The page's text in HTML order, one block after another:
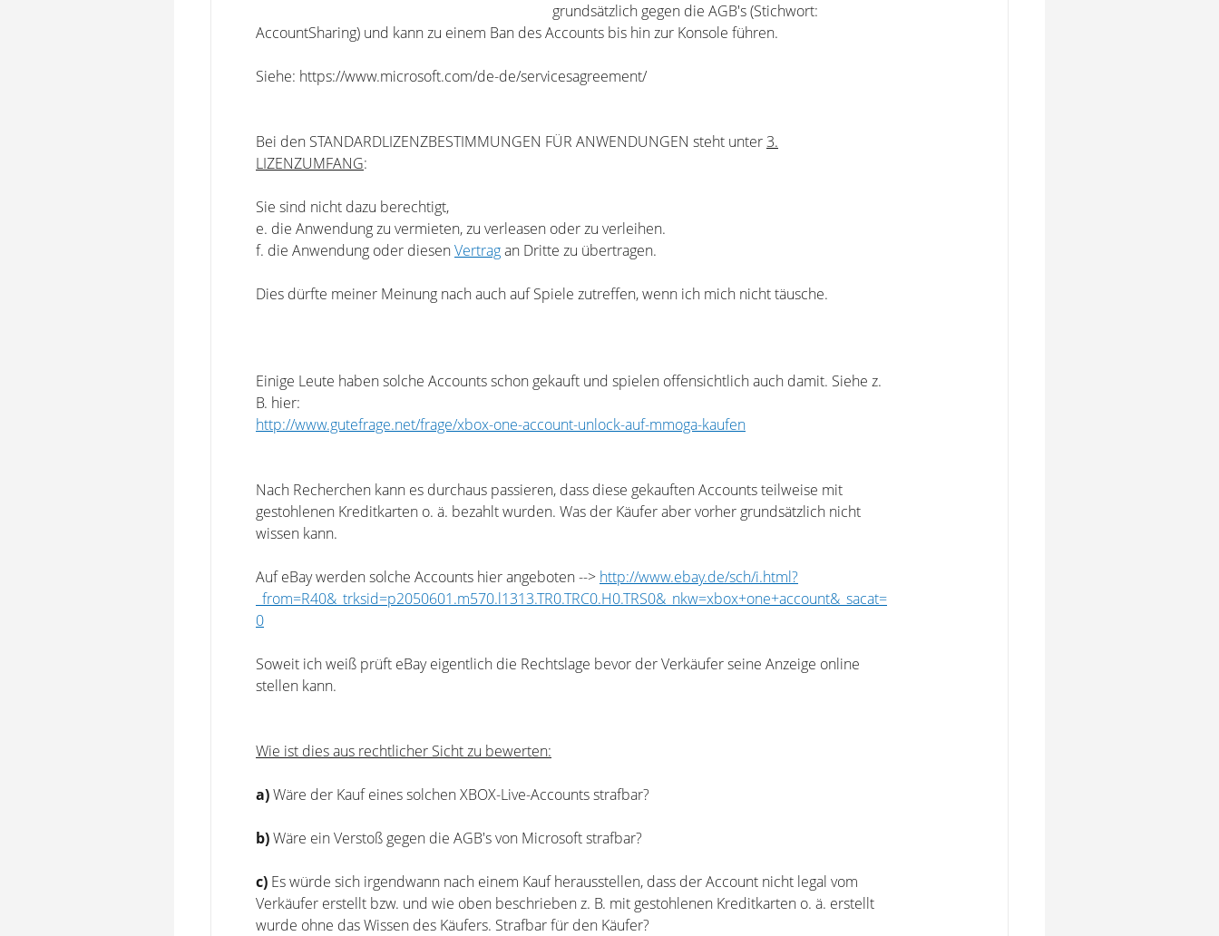
grundsätzlich gegen die AGB's (Stichwort:
AccountSharing) und kann zu einem Ban des Accounts bis hin zur Konsole führen.
Siehe: https://www.microsoft.com/de-de/servicesagreement/
Bei den STANDARDLIZENZBESTIMMUNGEN FÜR ANWENDUNGEN steht unter3.
LIZENZUMFANG:
Sie sind nicht dazu berechtigt,
e. die Anwendung zu vermieten, zu verleasen oder zu verleihen.
f. die Anwendung oder diesenVertragan Dritte zu übertragen.
Dies dürfte meiner Meinung nach auch auf Spiele zutreffen, wenn ich mich nicht täusche.
Einige Leute haben solche Accounts schon gekauft und spielen offensichtlich auch damit. Siehe z.
B. hier:
http://www.gutefrage.net/frage/xbox-one-account-unlock-auf-mmoga-kaufen
Nach Recherchen kann es durchaus passieren, dass diese gekauften Accounts teilweise mit
gestohlenen Kreditkarten o. ä. bezahlt wurden. Was der Käufer aber vorher grundsätzlich nicht
wissen kann.
Auf eBay werden solche Accounts hier angeboten --> http://www.ebay.de/sch/i.html?
_from=R40&_trksid=p2050601.m570.l1313.TR0.TRC0.H0.TRS0&_nkw=xbox+one+account&_sacat=
0
Soweit ich weiß prüft eBay eigentlich die Rechtslage bevor der Verkäufer seine Anzeige online
stellen kann.
Wie ist dies aus rechtlicher Sicht zu bewerten:
a)Wäre der Kauf eines solchen XBOX-Live-Accounts strafbar?
b)Wäre ein Verstoß gegen die AGB's von Microsoft strafbar?
c) Es würde sich irgendwann nach einem Kauf herausstellen, dass der Account nicht legal vom
Verkäufer erstellt bzw. und wie oben beschrieben z. B. mit gestohlenen Kreditkarten o. ä. erstellt
wurde ohne das Wissen des Käufers. Strafbar für den Käufer?